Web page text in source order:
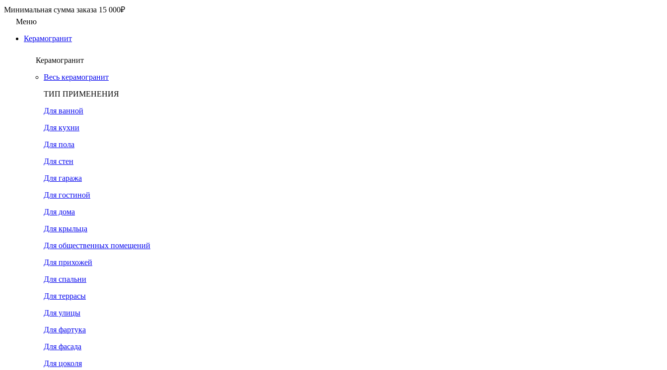
Минимальная сумма заказа 15 000₽
Меню
Керамогранит
Керамогранит
Весь керамогранит
ТИП ПРИМЕНЕНИЯ
Для ванной
Для кухни
Для пола
Для стен
Для гаража
Для гостиной
Для дома
Для крыльца
Для общественных помещений
Для прихожей
Для спальни
Для террасы
Для улицы
Для фартука
Для фасада
Для цоколя